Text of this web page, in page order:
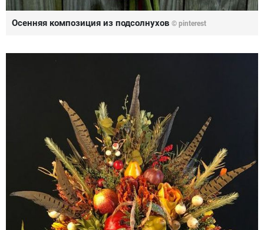
Осенняя композиция из подсолнухов © pinterest